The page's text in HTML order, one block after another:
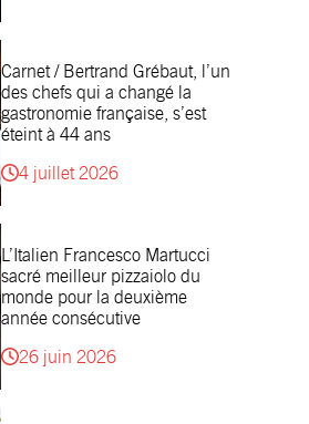
Carnet / Bertrand Grébaut, l’un
des chefs qui a changé la
gastronomie française, s’est
éteint à 44 ans
4 juillet 2026
L’Italien Francesco Martucci
sacré meilleur pizzaiolo du
monde pour la deuxième
année consécutive
26 juin 2026